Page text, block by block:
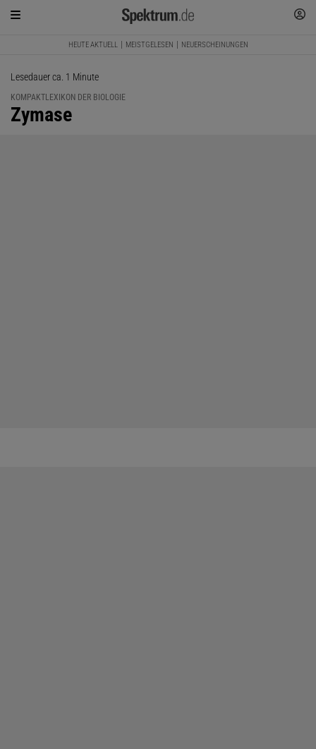
HEUTE AKTUELL MEISTGELESEN NEUERSCHEINUNGEN
Lesedauer ca. 1 Minute
KOMPAKTLEXIKON DER BIOLOGIE
:
Zymase